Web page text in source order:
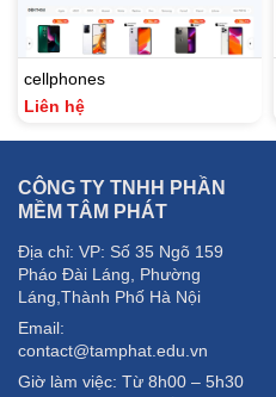
cellphones
Liên hệ
CÔNG TY TNHH PHẦN
MỀM TÂM PHÁT
Địa chỉ: VP: Số 35 Ngõ 159
Pháo Đài Láng, Phường
Láng,Thành Phố Hà Nội
Email:
contact@tamphat.edu.vn
Giờ làm việc: Từ 8h00 – 5h30